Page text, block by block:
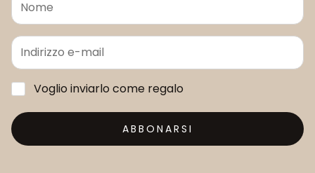
Voglio inviarlo come regalo
ABBONARSI